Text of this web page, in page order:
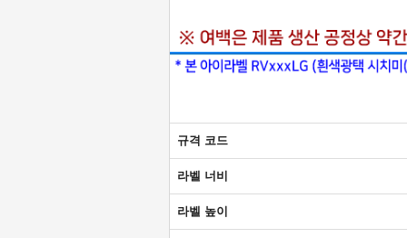
규격 코드
라벨 너비
라벨 높이